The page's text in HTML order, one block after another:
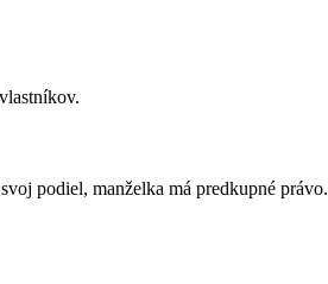
podiel, manželka má predkupné právo.